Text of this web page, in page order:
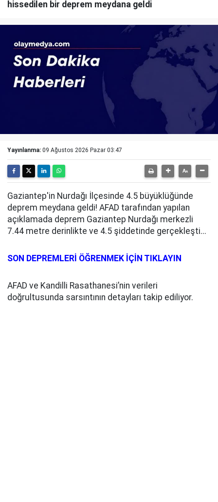
hissedilen bir deprem meydana geldi
Yayınlanma: 09 Ağustos 2026 Pazar 03:47
Gaziantep'in Nurdağı İlçesinde 4.5 büyüklüğünde
deprem meydana geldi! AFAD tarafından yapılan
açıklamada deprem Gaziantep Nurdağı merkezli
7.44 metre derinlikte ve 4.5 şiddetinde gerçekleşti...
SON DEPREMLERİ ÖĞRENMEK İÇİN TIKLAYIN
AFAD ve Kandilli Rasathanesi’nin verileri
doğrultusunda sarsıntının detayları takip ediliyor.